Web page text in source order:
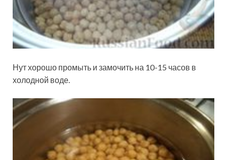
Нут хорошо промыть и замочить на 10-15 часов в
холодной воде.